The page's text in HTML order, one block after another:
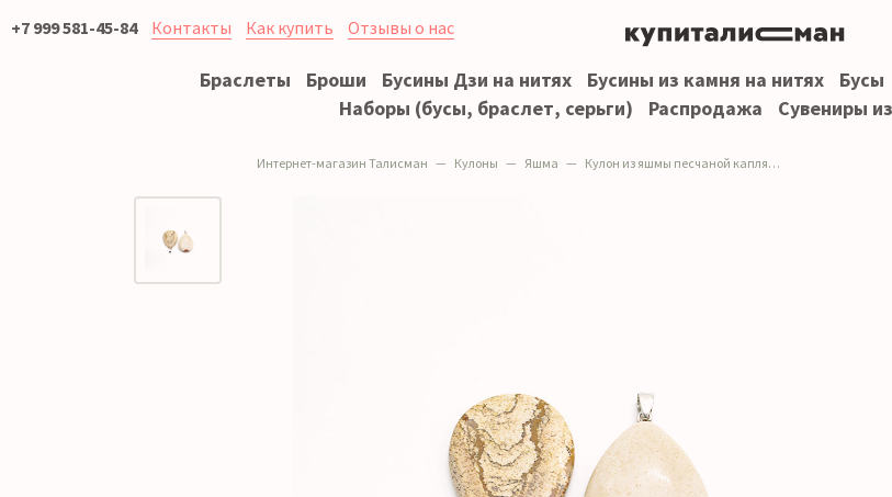
+7 999 581-45-84 Контакты Как купить Отзывы о нас
Браслеты Броши Бусины Дзи на нитях Бусины из камня на нитях Бусы
Наборы (бусы, браслет, серьги)
Распродажа Сувениры
Интернет-магазин Талисман Кулоны Яшма Кулон из яшмы песчаной капля 40*30 мм